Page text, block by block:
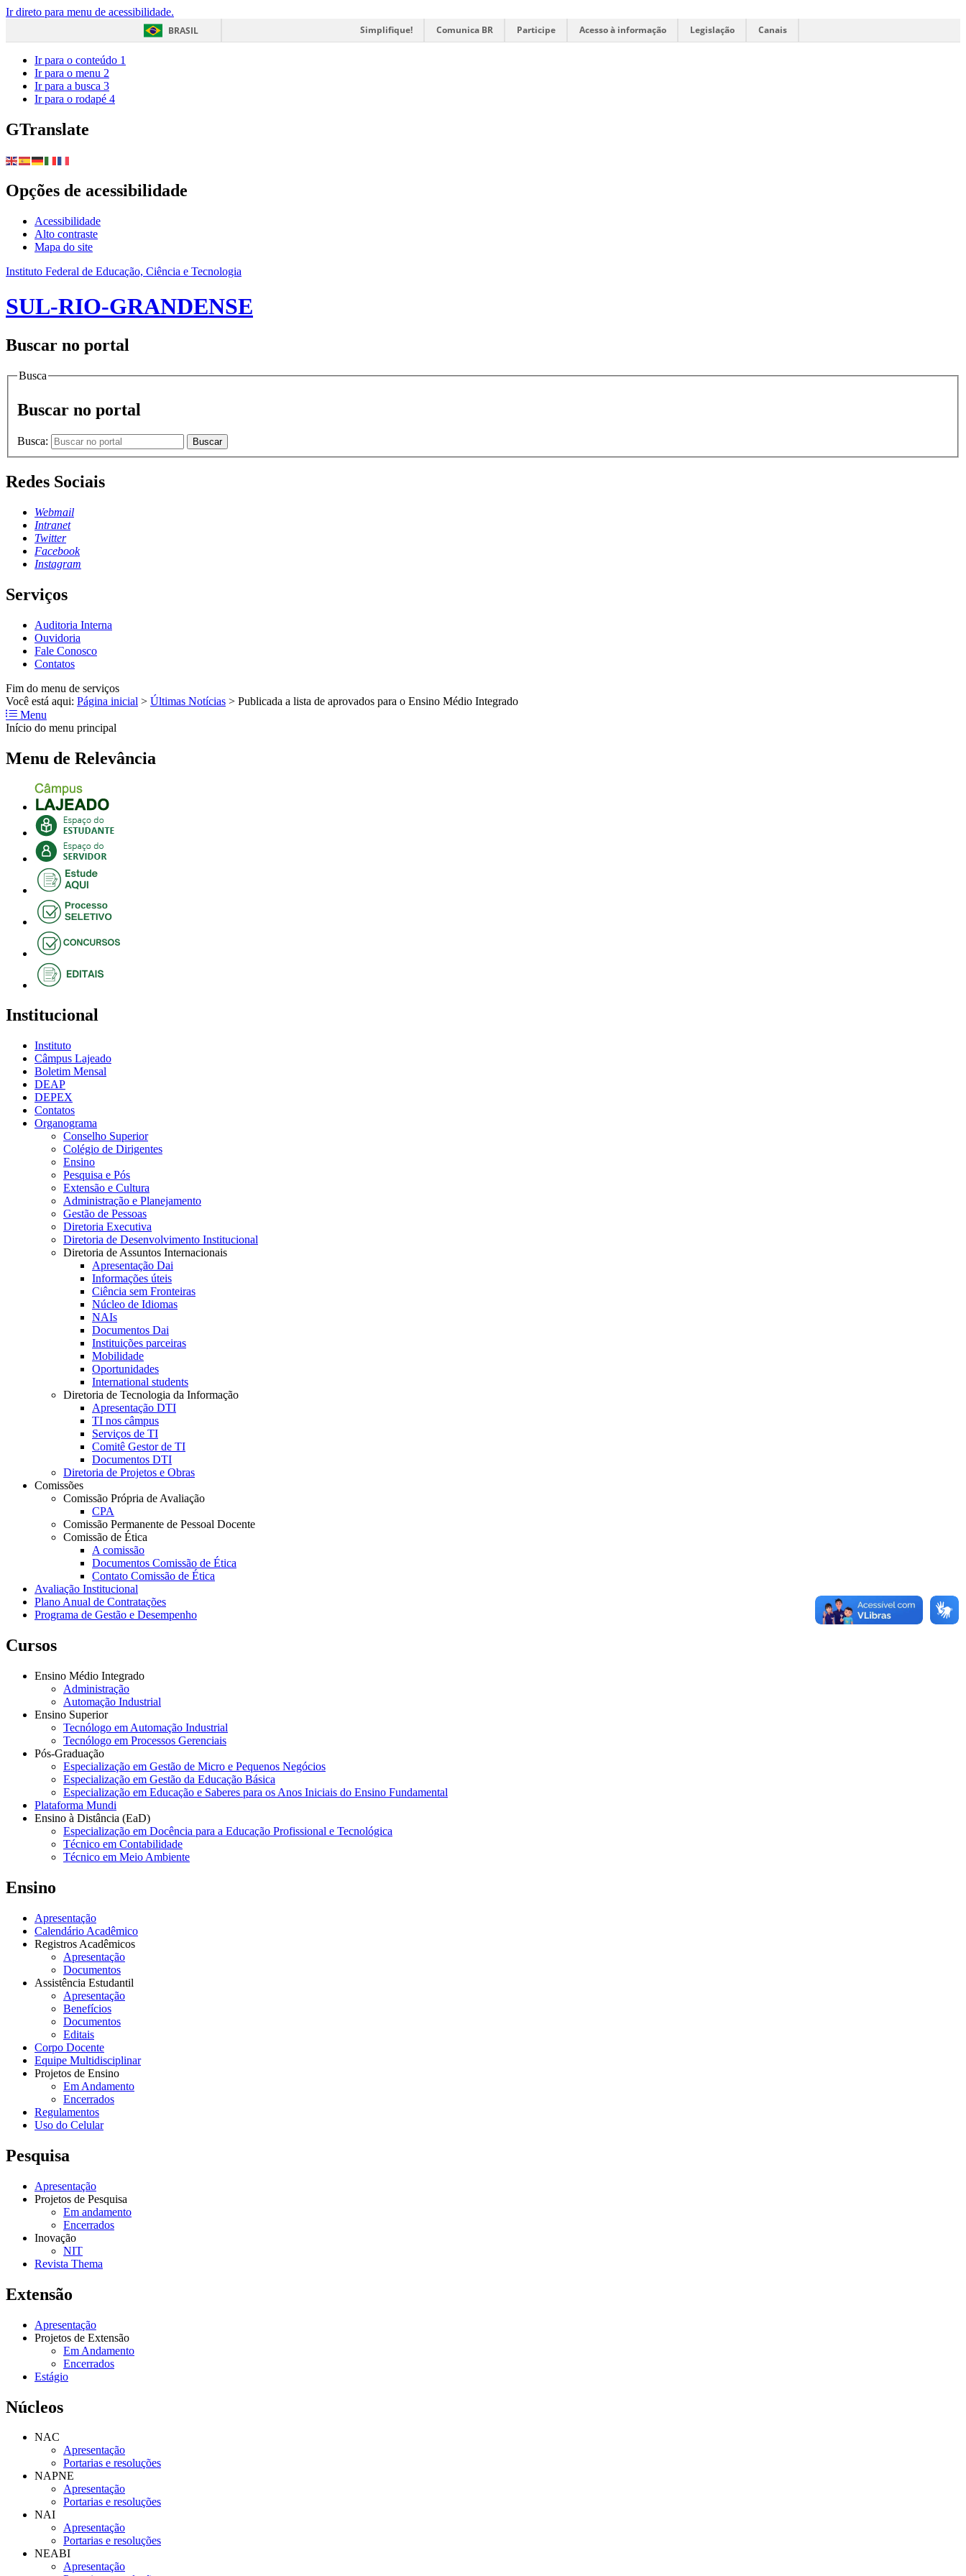
Ir direto para menu de acessibilidade.
BRASIL
Simplifique! Comunica BR Participe Acesso à informação Legislação Canais
Ir para o conteúdo 1
Ir para o menu 2
Ir para a busca 3
Ir para o rodapé 4
GTranslate
Opções de acessibilidade
Acessibilidade
Alto contraste
Mapa do site
Instituto Federal de Educação, Ciência e Tecnologia
SUL-RIO-GRANDENSE
Buscar no portal
Busca
Buscar no portal
Busca: Buscar
Redes Sociais
Webmail
Intranet
Twitter
Facebook
Instagram
Serviços
Auditoria Interna
Ouvidoria
Fale Conosco
Contatos
Fim do menu de serviços
Você está aqui: Página inicial > Últimas Notícias > Publicada a lista de aprovados para o Ensino Médio Integrado
Menu
Início do menu principal
Menu de Relevância
Institucional
Instituto
Câmpus Lajeado
Boletim Mensal
DEAP
DEPEX
Contatos
Organograma
Conselho Superior
Colégio de Dirigentes
Ensino
Pesquisa e Pós
Extensão e Cultura
Administração e Planejamento
Gestão de Pessoas
Diretoria Executiva
Diretoria de Desenvolvimento Institucional
Diretoria de Assuntos Internacionais
Apresentação Dai
Informações úteis
Ciência sem Fronteiras
Núcleo de Idiomas
NAIs
Documentos Dai
Instituições parceiras
Mobilidade
Oportunidades
International students
Diretoria de Tecnologia da Informação
Apresentação DTI
TI nos câmpus
Serviços de TI
Comitê Gestor de TI
Documentos DTI
Diretoria de Projetos e Obras
Comissões
Comissão Própria de Avaliação
CPA
Comissão Permanente de Pessoal Docente
Comissão de Ética
A comissão
Documentos Comissão de Ética
Contato Comissão de Ética
Avaliação Institucional
Plano Anual de Contratações
Programa de Gestão e Desempenho
Cursos
Ensino Médio Integrado
Administração
Automação Industrial
Ensino Superior
Tecnólogo em Automação Industrial
Tecnólogo em Processos Gerenciais
Pós-Graduação
Especialização em Gestão de Micro e Pequenos Negócios
Especialização em Gestão da Educação Básica
Especialização em Educação e Saberes para os Anos Iniciais do Ensino Fundamental
Plataforma Mundi
Ensino à Distância (EaD)
Especialização em Docência para a Educação Profissional e Tecnológica
Técnico em Contabilidade
Técnico em Meio Ambiente
Ensino
Apresentação
Calendário Acadêmico
Registros Acadêmicos
Apresentação
Documentos
Assistência Estudantil
Apresentação
Benefícios
Documentos
Editais
Corpo Docente
Equipe Multidisciplinar
Projetos de Ensino
Em Andamento
Encerrados
Regulamentos
Uso do Celular
Pesquisa
Apresentação
Projetos de Pesquisa
Em andamento
Encerrados
Inovação
NIT
Revista Thema
Extensão
Apresentação
Projetos de Extensão
Em Andamento
Encerrados
Estágio
Núcleos
NAC
Apresentação
Portarias e resoluções
NAPNE
Apresentação
Portarias e resoluções
NAI
Apresentação
Portarias e resoluções
NEABI
Apresentação